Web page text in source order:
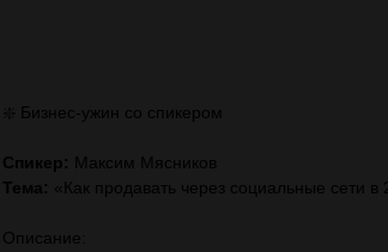
❇️ Бизнес-ужин со спикером
Спикер: Максим Мясников
Тема: «Как продавать через социальные сети в
Описание: